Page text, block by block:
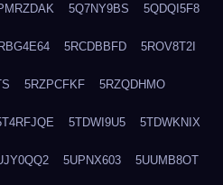
5Q7NY9BS 5QDQI5F8
5RCDBBFD 5ROV8T2I
5RZPCFKF 5RZQDHMO
5TDWI9U5 5TDWKNIX
5UPNX603 5UUMB8OT